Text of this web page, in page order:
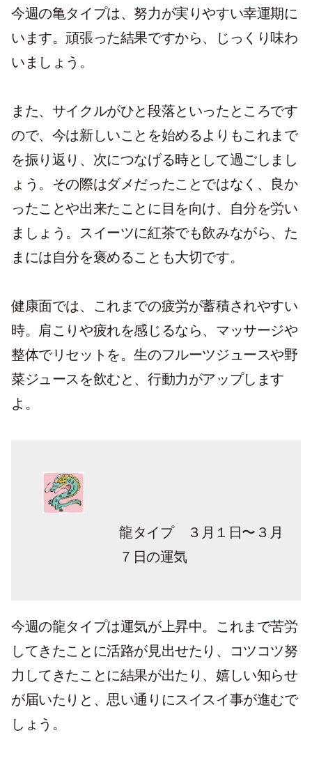
今週の亀タイプは、努力が実りやすい幸運期に
います。頑張った結果ですから、じっくり味わ
いましょう。
また、サイクルがひと段落といったところです
ので、今は新しいことを始めるよりもこれまで
を振り返り、次につなげる時として過ごしまし
ょう。その際はダメだったことではなく、良か
ったことや出来たことに目を向け、自分を労い
ましょう。スイーツに紅茶でも飲みながら、た
まには自分を褒めることも大切です。
健康面では、これまでの疲労が蓄積されやすい
時。肩こりや疲れを感じるなら、マッサージや
整体でリセットを。生のフルーツジュースや野
菜ジュースを飲むと、行動力がアップします
よ。
龍タイプ ３月１日〜３月
７日の運気
今週の龍タイプは運気が上昇中。これまで苦労
してきたことに活路が見出せたり、コツコツ努
力してきたことに結果が出たり、嬉しい知らせ
が届いたりと、思い通りにスイスイ事が進むで
しょう。